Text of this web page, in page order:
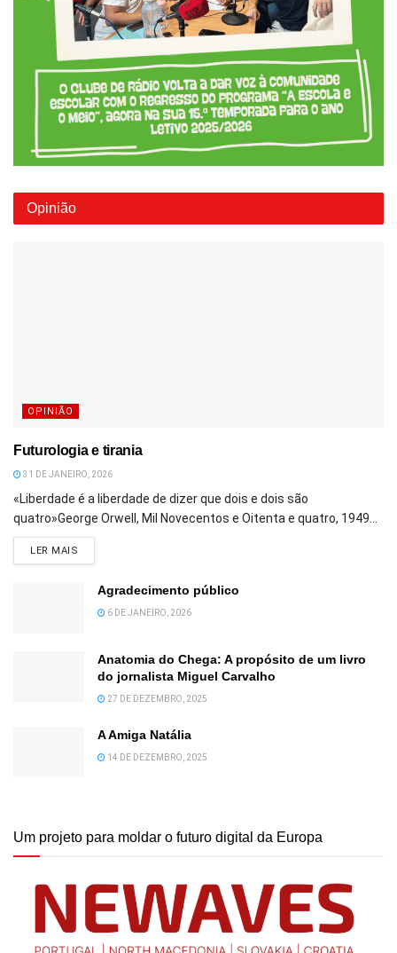
Opinião
OPINIÃO
Futurologia e tirania
31 DE JANEIRO, 2026
«Liberdade é a liberdade de dizer que dois e dois são
quatro»George Orwell, Mil Novecentos e Oitenta e quatro, 1949...
LER MAIS
Agradecimento público
6 DE JANEIRO, 2026
Anatomia do Chega: A propósito de um livro
do jornalista Miguel Carvalho
27 DE DEZEMBRO, 2025
A Amiga Natália
14 DE DEZEMBRO, 2025
Um projeto para moldar o futuro digital da Europa